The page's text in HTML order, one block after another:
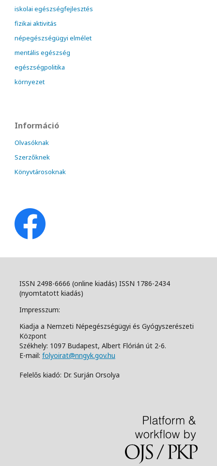
iskolai egészségfejlesztés
fizikai aktivitás
népegészségügyi elmélet
mentális egészség
egészségpolitika
környezet
Információ
Olvasóknak
Szerzőknek
Könyvtárosoknak
ISSN 2498-6666 (online kiadás) ISSN 1786-2434
(nyomtatott kiadás)
Impresszum:
Kiadja a Nemzeti Népegészségügyi és Gyógyszerészeti
Központ
Székhely: 1097 Budapest, Albert Flórián út 2-6.
E-mail: folyoirat@nngyk.gov.hu
Felelős kiadó: Dr. Surján Orsolya